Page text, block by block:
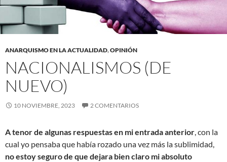
ANARQUISMO EN LA ACTUALIDAD,OPINIÓN
NACIONALISMOS (DE
NUEVO)
10 NOVIEMBRE, 2023 2 COMENTARIOS
A tenor de algunas respuestas en mi entrada anterior, con la
cual yo pensaba que había rozado una vez más la sublimidad,
no estoy seguro de que dejara bien claro mi absoluto